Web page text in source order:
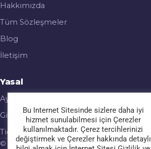
Hakkımızda
Tüm Sözleşmeler
Blog
İletişim
Yasal
Aydınlatma Metni
Gizlilik & Çerez Politikası
Ticari Elektronik İleti
© 2026 Legalmatic. Tüm hakları saklıdır.
Bu Internet Sitesinde sizlere daha iyi
hizmet sunulabilmesi için Çerezler
kullanılmaktadır. Çerez tercihlerinizi
değiştirmek ve Çerezler hakkında detaylı